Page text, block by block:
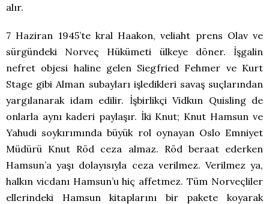
alır.
7 Haziran 1945’te kral Haakon, veliaht prens Olav ve
sürgündeki Norveç Hükümeti ülkeye döner. İşgalin
nefret objesi haline gelen Siegfried Fehmer ve Kurt
Stage gibi Alman subayları işledikleri savaş suçlarından
yargılanarak idam edilir. İşbirlikçi Vidkun Quisling de
onlarla aynı kaderi paylaşır. İki Knut; Knut Hamsun ve
Yahudi soykırımında büyük rol oynayan Oslo Emniyet
Müdürü Knut Röd ceza almaz. Röd beraat ederken
Hamsun’a yaşı dolayısıyla ceza verilmez. Verilmez ya,
halkın vicdanı Hamsun’u hiç affetmez. Tüm Norveçliler
ellerindeki Hamsun kitaplarını bir pakete koyarak